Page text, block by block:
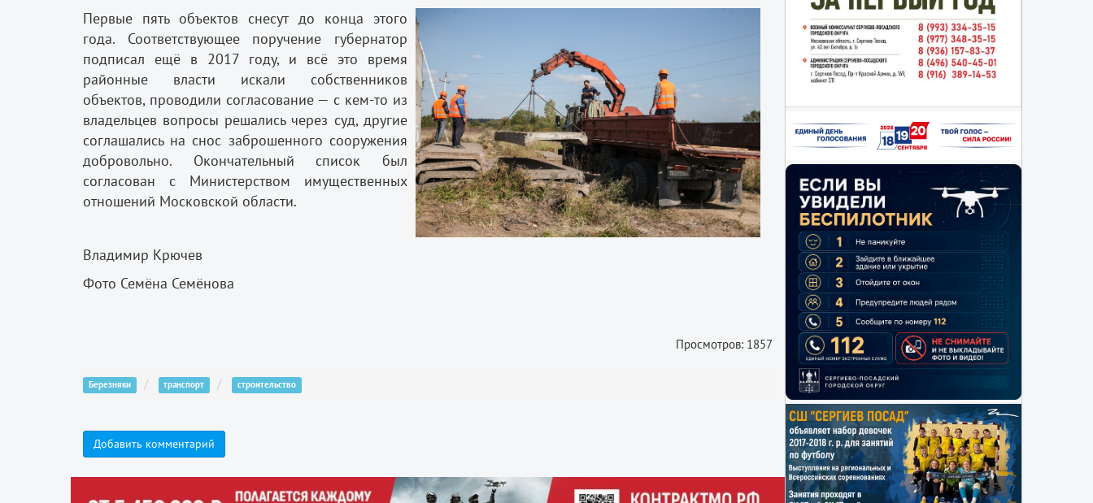
Первые пять объектов снесут до конца этого
года. Соответствующее поручение губернатор
подписал ещё в 2017 году, и всё это время
районные власти искали собственников
объектов, проводили согласование — с кем-то из
владельцев вопросы решались через суд, другие
соглашались на снос заброшенного сооружения
добровольно. Окончательный список был
согласован с Министерством имущественных
отношений Московской области.
Владимир Крючев
Фото Семёна Семёнова
Просмотров: 1857
Березняки транспорт строительство
Добавить комментарий